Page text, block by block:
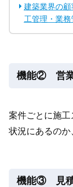
建築業界の
工管理・業務
機能② 営業
案件ごとに施
状況にあるのか
機能③ 見